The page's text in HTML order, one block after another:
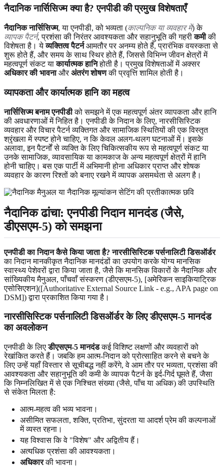
नैदानिक नार्सिसिज्म क्या है? एनपीडी की प्रमुख विशेषताएँ
नैदानिक नार्सिसिज्म, या एनपीडी, को भव्यता (काल्पनिक या व्यवहार में) के
व्यापक पैटर्न, प्रशंसा की निरंतर आवश्यकता और सहानुभूति की गहरीकमीकी
विशेषता है। येव्यक्तित्व पैटर्नआमतौर पर अनम्य होते हैं, प्रारंभिक वयस्कता से
शुरू होते हैं, और समय के साथ स्थिर होते हैं, जिससे विभिन्न जीवन क्षेत्रों में
महत्वपूर्ण संकट याकार्यात्मक हानिहोती है। प्रमुख विशेषताओं में अक्सर
अधिकार की भावनाऔरअंतरंग शोषणकी प्रवृत्ति शामिल होती है।
व्यापकता और कार्यात्मक हानि का महत्व
नार्सिसिज्म बनाम एनपीडीको समझने में एक महत्वपूर्ण अंतर व्यापकता और हानि
की अवधारणाओं में निहित है। एनपीडी के निदान के लिए, नारसीसिस्टिक
व्यवहार और विचार पैटर्न व्यक्तिगत और सामाजिक स्थितियों की एक विस्तृत
श्रृंखला में स्पष्ट होने चाहिए, न कि केवल अलग-थलग घटनाओं में। इसके
अलावा, इन पैटर्नों से व्यक्ति के लिए चिकित्सकीय रूप से महत्वपूर्ण संकट या
उनके सामाजिक, व्यावसायिक या कामकाज के अन्य महत्वपूर्ण क्षेत्रों में हानि
होनी चाहिए। बस एक पार्टी में अभिमानी होना अधिकार प्राप्त और शोषक
व्यवहार के कारण रिश्तों को बनाए रखने में व्यापक असमर्थता से अलग है।
नैदानिक ढांचा: एनपीडी निदान मानदंड (जैसे,
डीएसएम-5) को समझना
एनपीडी का निदान कैसे किया जाता है? नारसीसिस्टिक पर्सनालिटी डिसऑर्डर
का निदान मानकीकृत नैदानिक मानदंडों का उपयोग करके योग्य मानसिक
स्वास्थ्य पेशेवरों द्वारा किया जाता है, जैसे कि मानसिक विकारों के नैदानिक और
सांख्यिकीय मैनुअल, पाँचवाँ संस्करण (डीएसएम-5), [अमेरिकन साइकियाट्रिक
एसोसिएशन]([Authoritative External Source Link - e.g., APA page on
DSM]) द्वारा प्रकाशित किया गया है।
नारसीसिस्टिक पर्सनालिटी डिसऑर्डर के लिए डीएसएम-5 मानदंड
का अवलोकन
एनपीडी के लिएडीएसएम-5 मानदंडकई विशिष्ट लक्षणों और व्यवहारों को
रेखांकित करते हैं। जबकि हम आत्म-निदान को प्रोत्साहित करने से बचने के
लिए उन्हें यहाँ विस्तार से सूचीबद्ध नहीं करेंगे, वे आम तौर पर भव्यता, प्रशंसा की
आवश्यकता और सहानुभूति की कमी के व्यापक पैटर्न के इर्द-गिर्द घूमते हैं, जैसा
कि निम्नलिखित में से एक निश्चित संख्या (जैसे, पाँच या अधिक) की उपस्थिति
से संकेत मिलता है:
आत्म-महत्व की भव्य भावना।
असीमित सफलता, शक्ति, प्रतिभा, सुंदरता या आदर्श प्रेम की कल्पनाओं
में व्यस्त रहना।
यह विश्वास कि वे "विशेष" और अद्वितीय हैं।
अत्यधिक प्रशंसा की आवश्यकता।
अधिकारकी भावना।